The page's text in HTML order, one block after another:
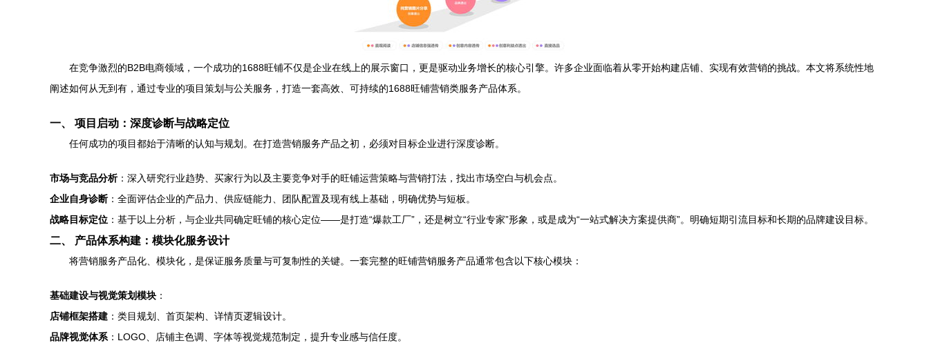
在竞争激烈的B2B电商领域，一个成功的1688旺铺不仅是企业在线上的展示窗口，更是驱动业务增长的核心引擎。许多企业面临着从零开始构建店铺、实现有效营销的挑战。本文将系统性地
阐述如何从无到有，通过专业的项目策划与公关服务，打造一套高效、可持续的1688旺铺营销类服务产品体系。
一、 项目启动：深度诊断与战略定位
任何成功的项目都始于清晰的认知与规划。在打造营销服务产品之初，必须对目标企业进行深度诊断。
市场与竞品分析：深入研究行业趋势、买家行为以及主要竞争对手的旺铺运营策略与营销打法，找出市场空白与机会点。
企业自身诊断 ：全面评估企业的产品力、供应链能力、团队配置及现有线上基础，明确优势与短板。
战略目标定位 ：基于以上分析，与企业共同确定旺铺的核心定位——是打造“爆款工厂”，还是树立“行业专家”形象，或是成为“一站式解决方案提供商”。明确短期引流目标和长期的品牌建设目标。
二、 产品体系构建：模块化服务设计
将营销服务产品化、模块化，是保证服务质量与可复制性的关键。一套完整的旺铺营销服务产品通常包含以下核心模块：
基础建设与视觉策划模块 ：
店铺框架搭建 ：类目规划、首页架构、详情页逻辑设计。
品牌视觉体系 ：LOGO、店铺主色调、字体等视觉规范制定，提升专业感与信任度。